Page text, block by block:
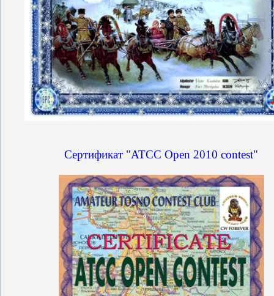
Сертификат "ATCC Open 2010 contest"